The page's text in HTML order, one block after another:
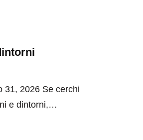
31, 2026 Se cerchi
e dintorni,…